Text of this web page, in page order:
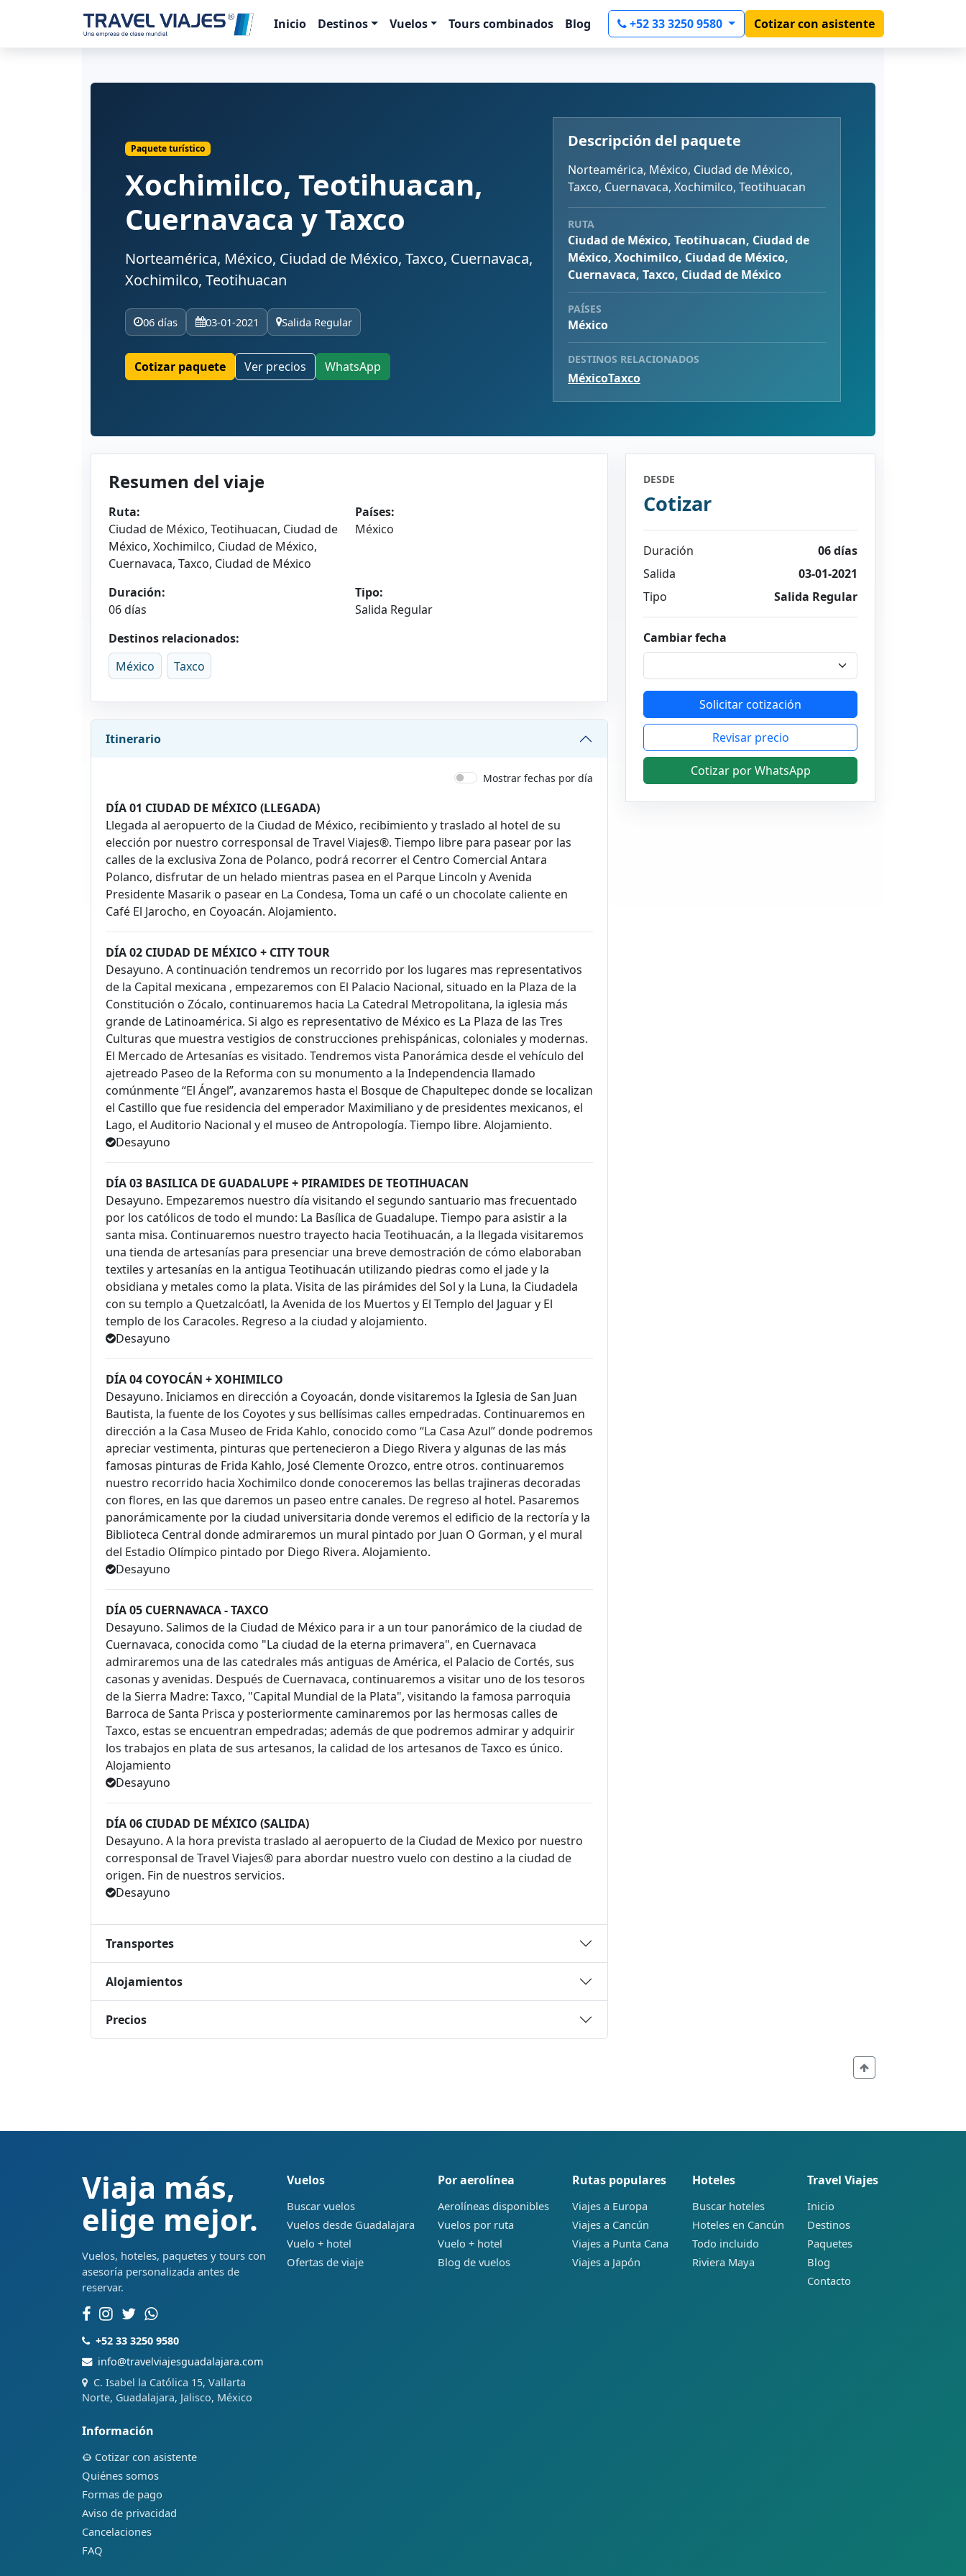
Inicio Destinos Vuelos Tours combinados Blog +52 33 3250 9580 Cotizar con asistente
Paquete turístico
Xochimilco, Teotihuacan,
Cuernavaca y Taxco
Norteamérica, México, Ciudad de México, Taxco, Cuernavaca,
Xochimilco, Teotihuacan
06 días 03-01-2021 Salida Regular
Cotizar paquete Ver precios WhatsApp
Descripción del paquete
Norteamérica, México, Ciudad de México,
Taxco, Cuernavaca, Xochimilco, Teotihuacan
RUTA
Ciudad de México, Teotihuacan, Ciudad de
México, Xochimilco, Ciudad de México,
Cuernavaca, Taxco, Ciudad de México
PAÍSES
México
DESTINOS RELACIONADOS
MéxicoTaxco
Resumen del viaje
Ruta:
Ciudad de México, Teotihuacan, Ciudad de
México, Xochimilco, Ciudad de México,
Cuernavaca, Taxco, Ciudad de México
Países:
México
Duración:
06 días
Tipo:
Salida Regular
Destinos relacionados:
México
Taxco
Itinerario
Mostrar fechas por día
DÍA 01 CIUDAD DE MÉXICO (LLEGADA)
Llegada al aeropuerto de la Ciudad de México, recibimiento y traslado al hotel de su
elección por nuestro corresponsal de Travel Viajes®. Tiempo libre para pasear por las
calles de la exclusiva Zona de Polanco, podrá recorrer el Centro Comercial Antara
Polanco, disfrutar de un helado mientras pasea en el Parque Lincoln y Avenida
Presidente Masarik o pasear en La Condesa, Toma un café o un chocolate caliente en
Café El Jarocho, en Coyoacán. Alojamiento.
DÍA 02 CIUDAD DE MÉXICO + CITY TOUR
Desayuno. A continuación tendremos un recorrido por los lugares mas representativos
de la Capital mexicana , empezaremos con El Palacio Nacional, situado en la Plaza de la
Constitución o Zócalo, continuaremos hacia La Catedral Metropolitana, la iglesia más
grande de Latinoamérica. Si algo es representativo de México es La Plaza de las Tres
Culturas que muestra vestigios de construcciones prehispánicas, coloniales y modernas.
El Mercado de Artesanías es visitado. Tendremos vista Panorámica desde el vehículo del
ajetreado Paseo de la Reforma con su monumento a la Independencia llamado
comúnmente “El Ángel”, avanzaremos hasta el Bosque de Chapultepec donde se localizan
el Castillo que fue residencia del emperador Maximiliano y de presidentes mexicanos, el
Lago, el Auditorio Nacional y el museo de Antropología. Tiempo libre. Alojamiento.
Desayuno
DÍA 03 BASILICA DE GUADALUPE + PIRAMIDES DE TEOTIHUACAN
Desayuno. Empezaremos nuestro día visitando el segundo santuario mas frecuentado
por los católicos de todo el mundo: La Basílica de Guadalupe. Tiempo para asistir a la
santa misa. Continuaremos nuestro trayecto hacia Teotihuacán, a la llegada visitaremos
una tienda de artesanías para presenciar una breve demostración de cómo elaboraban
textiles y artesanías en la antigua Teotihuacán utilizando piedras como el jade y la
obsidiana y metales como la plata. Visita de las pirámides del Sol y la Luna, la Ciudadela
con su templo a Quetzalcóatl, la Avenida de los Muertos y El Templo del Jaguar y El
templo de los Caracoles. Regreso a la ciudad y alojamiento.
Desayuno
DÍA 04 COYOCÁN + XOHIMILCO
Desayuno. Iniciamos en dirección a Coyoacán, donde visitaremos la Iglesia de San Juan
Bautista, la fuente de los Coyotes y sus bellísimas calles empedradas. Continuaremos en
dirección a la Casa Museo de Frida Kahlo, conocido como “La Casa Azul” donde podremos
apreciar vestimenta, pinturas que pertenecieron a Diego Rivera y algunas de las más
famosas pinturas de Frida Kahlo, José Clemente Orozco, entre otros. continuaremos
nuestro recorrido hacia Xochimilco donde conoceremos las bellas trajineras decoradas
con flores, en las que daremos un paseo entre canales. De regreso al hotel. Pasaremos
panorámicamente por la ciudad universitaria donde veremos el edificio de la rectoría y la
Biblioteca Central donde admiraremos un mural pintado por Juan O Gorman, y el mural
del Estadio Olímpico pintado por Diego Rivera. Alojamiento.
Desayuno
DÍA 05 CUERNAVACA - TAXCO
Desayuno. Salimos de la Ciudad de México para ir a un tour panorámico de la ciudad de
Cuernavaca, conocida como "La ciudad de la eterna primavera", en Cuernavaca
admiraremos una de las catedrales más antiguas de América, el Palacio de Cortés, sus
casonas y avenidas. Después de Cuernavaca, continuaremos a visitar uno de los tesoros
de la Sierra Madre: Taxco, "Capital Mundial de la Plata", visitando la famosa parroquia
Barroca de Santa Prisca y posteriormente caminaremos por las hermosas calles de
Taxco, estas se encuentran empedradas; además de que podremos admirar y adquirir
los trabajos en plata de sus artesanos, la calidad de los artesanos de Taxco es único.
Alojamiento
Desayuno
DÍA 06 CIUDAD DE MÉXICO (SALIDA)
Desayuno. A la hora prevista traslado al aeropuerto de la Ciudad de Mexico por nuestro
corresponsal de Travel Viajes® para abordar nuestro vuelo con destino a la ciudad de
origen. Fin de nuestros servicios.
Desayuno
Transportes
Alojamientos
Precios
DESDE
Cotizar
Duración
06 días
Salida
03-01-2021
Tipo
Salida Regular
Cambiar fecha
Solicitar cotización
Revisar precio
Cotizar por WhatsApp
Viaja más,
elige mejor.
Vuelos, hoteles, paquetes y tours con
asesoría personalizada antes de
reservar.
+52 33 3250 9580
info@travelviajesguadalajara.com
C. Isabel la Católica 15, Vallarta
Norte, Guadalajara, Jalisco, México
Vuelos
Buscar vuelos
Vuelos desde Guadalajara
Vuelo + hotel
Ofertas de viaje
Por aerolínea
Aerolíneas disponibles
Vuelos por ruta
Vuelo + hotel
Blog de vuelos
Rutas populares
Viajes a Europa
Viajes a Cancún
Viajes a Punta Cana
Viajes a Japón
Hoteles
Buscar hoteles
Hoteles en Cancún
Todo incluido
Riviera Maya
Travel Viajes
Inicio
Destinos
Paquetes
Blog
Contacto
Información
Cotizar con asistente
Quiénes somos
Formas de pago
Aviso de privacidad
Cancelaciones
FAQ